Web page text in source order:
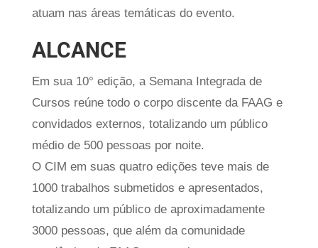
atuam nas áreas temáticas do evento.
ALCANCE
Em sua 10° edição, a Semana Integrada de
Cursos reúne todo o corpo discente da FAAG e
convidados externos, totalizando um público
médio de 500 pessoas por noite.
O CIM em suas quatro edições teve mais de
1000 trabalhos submetidos e apresentados,
totalizando um público de aproximadamente
3000 pessoas, que além da comunidade